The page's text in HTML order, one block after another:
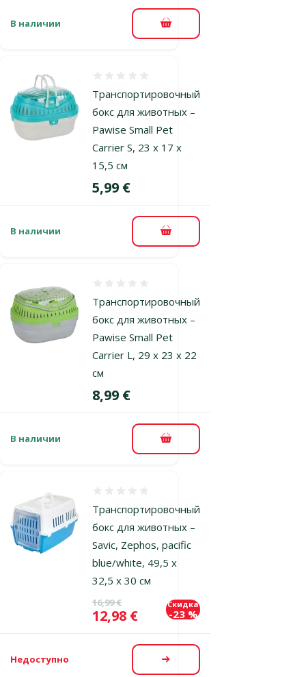
В наличии В корзину
Транспортировочный
бокс для животных –
Pawise Small Pet
Carrier S, 23 x 17 x
15,5 см
Цена
5,99 €
В наличии В корзину
Транспортировочный
бокс для животных –
Pawise Small Pet
Carrier L, 29 x 23 x 22
см
Цена
8,99 €
В наличии В корзину
Транспортировочный
бокс для животных –
Savic, Zephos, pacific
blue/white, 49,5 x
32,5 x 30 см
Исходная цена
16,99 €
Цена
12,98 €
Скидка
-23 %
Недоступно Посмотреть